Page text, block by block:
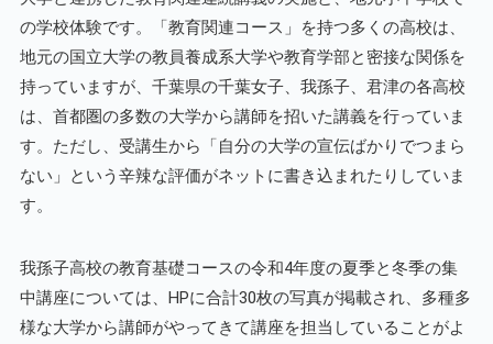
の学校体験です。「教育関連コース」を持つ多くの高校は、
地元の国立大学の教員養成系大学や教育学部と密接な関係を
持っていますが、千葉県の千葉女子、我孫子、君津の各高校
は、首都圏の多数の大学から講師を招いた講義を行っていま
す。ただし、受講生から「自分の大学の宣伝ばかりでつまら
ない」という辛辣な評価がネットに書き込まれたりしていま
す。
我孫子高校の教育基礎コースの令和4年度の夏季と冬季の集
中講座については、HPに合計30枚の写真が掲載され、多種多
様な大学から講師がやってきて講座を担当していることがよ